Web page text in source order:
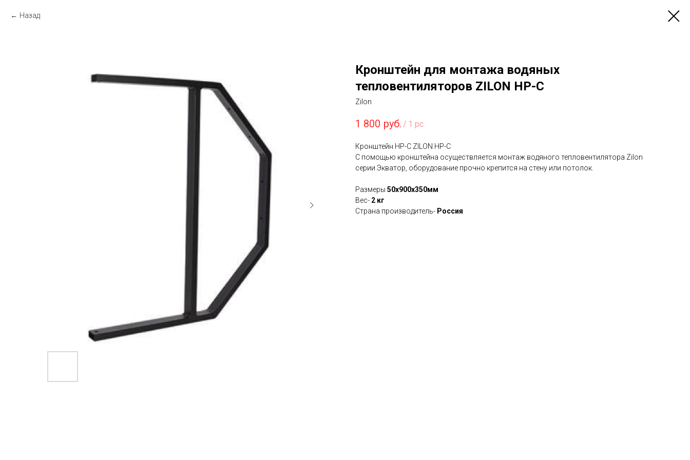
Назад
Кронштейн для монтажа водяных
тепловентиляторов ZILON HР-С
Zilon
1 800 руб. / 1 pc
Кронштейн HP-C ZILON HР-С
С помощью кронштейна осуществляется монтаж водяного тепловентилятора Zilon
серии Экватор, оборудование прочно крепится на стену или потолок.
Размеры 50x900x350мм
Вес- 2 кг
Страна производитель- Россия